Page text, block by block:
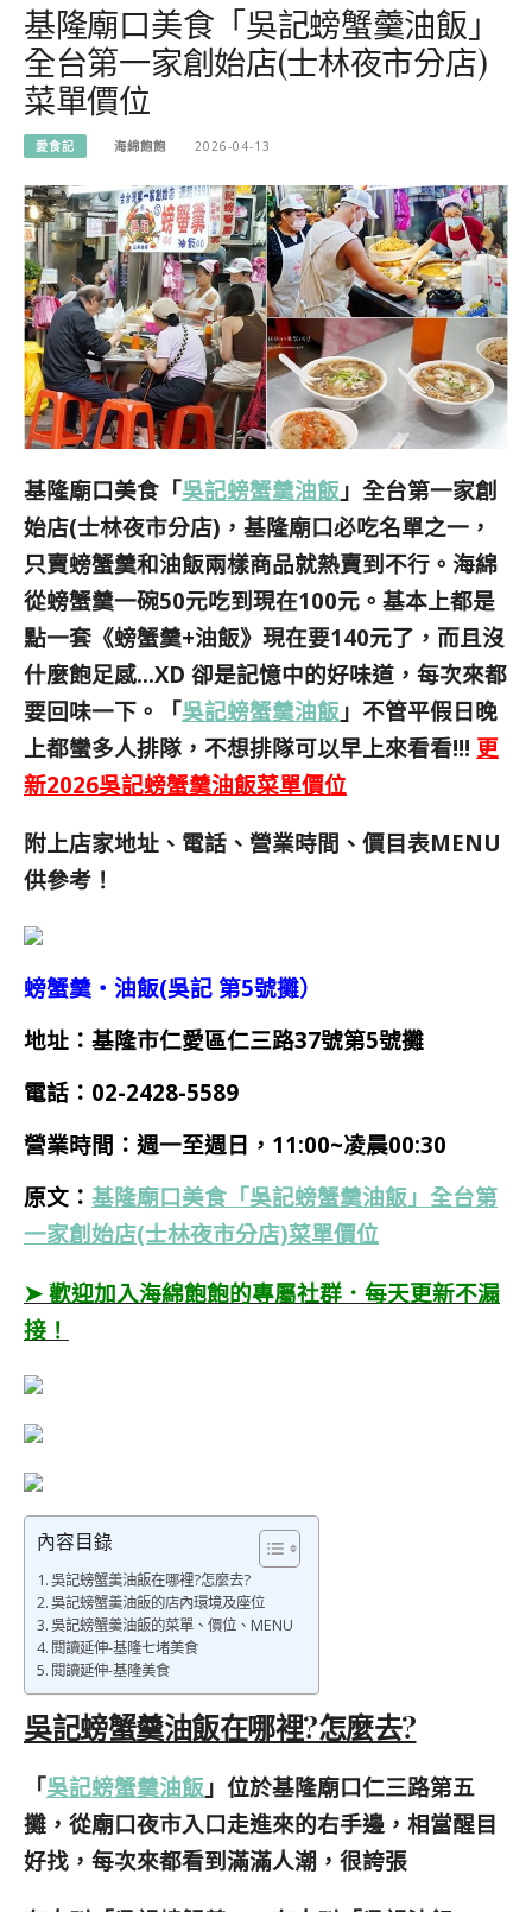
基隆廟口美食「吳記螃蟹羹油飯」
全台第一家創始店(士林夜市分店)
菜單價位
愛食記 海綿飽飽 2026-04-13
基隆廟口美食「吳記螃蟹羹油飯 」全台第一家創
始店(士林夜市分店)，基隆廟口必吃名單之一，
只賣螃蟹羹和油飯兩樣商品就熱賣到不行。海綿
從螃蟹羹一碗50元吃到現在100元。基本上都是
點一套《螃蟹羹+油飯》現在要140元了，而且沒
什麼飽足感…XD 卻是記憶中的好味道，每次來都
要回味一下。「吳記螃蟹羹油飯 」不管平假日晚
上都蠻多人排隊，不想排隊可以早上來看看!!! 更
新2026吳記螃蟹羹油飯菜單價位
附上店家地址、電話、營業時間、價目表MENU
供參考！
螃蟹羹‧油飯(吳記 第5號攤）
地址：基隆市仁愛區仁三路37號第5號攤
電話： 02-2428-5589
營業時間： 週一至週日，11:00~凌晨00:30
原文： 基隆廟口美食「吳記螃蟹羹油飯」全台第
一家創始店(士林夜市分店)菜單價位
➤ 歡迎加入海綿飽飽的專屬社群．每天更新不漏
接！
內容目錄
吳記螃蟹羹油飯在哪裡?怎麼去?
吳記螃蟹羹油飯的店內環境及座位
吳記螃蟹羹油飯的菜單、價位、MENU
閱讀延伸-基隆七堵美食
閱讀延伸-基隆美食
吳記螃蟹羹油飯在哪裡?怎麼去?
「吳記螃蟹羹油飯 」位於基隆廟口仁三路第五
攤，從廟口夜市入口走進來的右手邊，相當醒目
好找，每次來都看到滿滿人潮，很誇張